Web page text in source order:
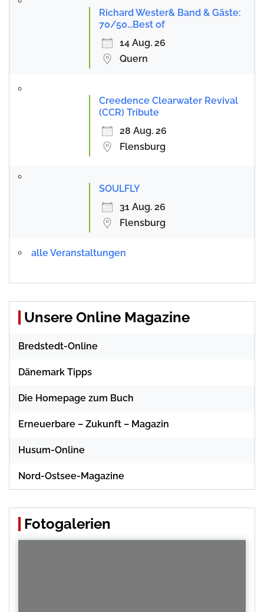
Richard Wester& Band & Gäste:
70/50...Best of
14 Aug. 26
Quern
Creedence Clearwater Revival
(CCR) Tribute
28 Aug. 26
Flensburg
SOULFLY
31 Aug. 26
Flensburg
alle Veranstaltungen
Unsere Online Magazine
Bredstedt-Online
Dänemark Tipps
Die Homepage zum Buch
Erneuerbare – Zukunft – Magazin
Husum-Online
Nord-Ostsee-Magazine
Fotogalerien